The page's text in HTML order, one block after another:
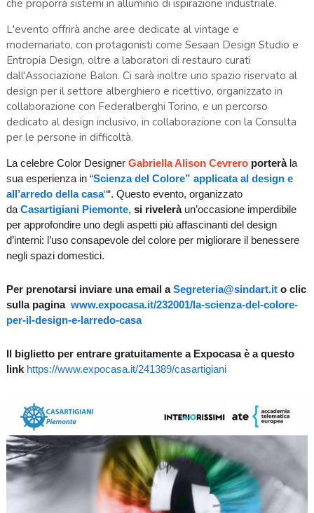
che proporrà sistemi in alluminio di ispirazione industriale.
L'evento offrirà anche aree dedicate al vintage e
modernariato, con protagonisti come Sesaan Design Studio e
Entropia Design, oltre a laboratori di restauro curati
dall'Associazione Balon. Ci sarà inoltre uno spazio riservato al
design per il settore alberghiero e ricettivo, organizzato in
collaborazione con Federalberghi Torino, e un percorso
dedicato al design inclusivo, in collaborazione con la Consulta
per le persone in difficoltà.
La celebre Color Designer Gabriella Alison Cevreroporteràla
sua esperienza in “Scienza del Colore” applicata al design e
all’arredo della casa““. Questo evento, organizzato
da Casartigiani Piemonte, si riveleràun’occasione imperdibile
per approfondire uno degli aspetti più affascinanti del design
d’interni: l’uso consapevole del colore per migliorare il benessere
negli spazi domestici.
Per prenotarsi inviare una email aSegreteria@sindart.ito clic
sulla pagina www.expocasa.it/232001/la-scienza-del-colore-
per-il-design-e-larredo-casa
Il biglietto per entrare gratuitamente a Expocasa è a questo
link https://www.expocasa.it/241389/casartigiani